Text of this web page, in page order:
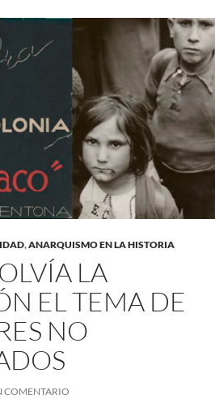
,ANARQUISMO EN LA HISTORIA
LA
EL TEMA DE
NO
COMENTARIO